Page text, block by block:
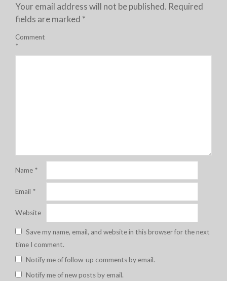
Your email address will not be published. Required
fields are marked *
Comment
*
Name *
Email *
Website
Save my name, email, and website in this browser for the next
time I comment.
Notify me of follow-up comments by email.
Notify me of new posts by email.